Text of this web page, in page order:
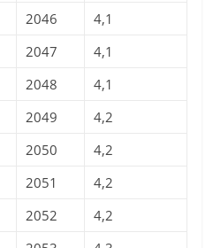
2046
4,1
2047
4,1
2048
4,1
2049
4,2
2050
4,2
2051
4,2
2052
4,2